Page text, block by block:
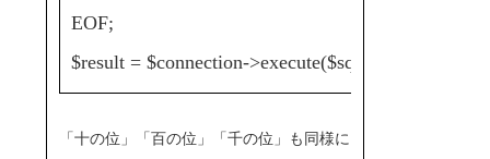
EOF;
$result = $connection->execute($sql)-
「十の位」「百の位」「千の位」も同様に